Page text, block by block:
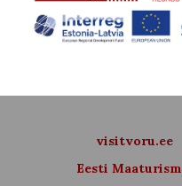
visitvoru.ee
Eesti Maaturism